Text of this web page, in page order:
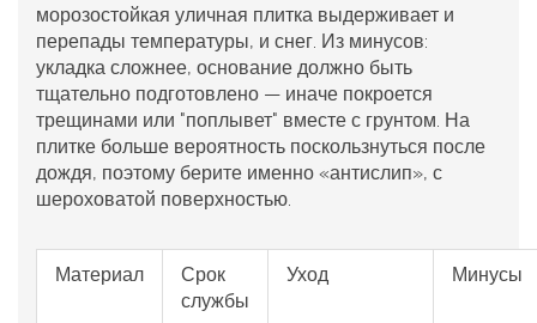
морозостойкая уличная плитка выдерживает и
перепады температуры, и снег. Из минусов:
укладка сложнее, основание должно быть
тщательно подготовлено — иначе покроется
трещинами или "поплывет" вместе с грунтом. На
плитке больше вероятность поскользнуться после
дождя, поэтому берите именно «антислип», с
шероховатой поверхностью.
Материал
Срок
службы
Уход Минусы